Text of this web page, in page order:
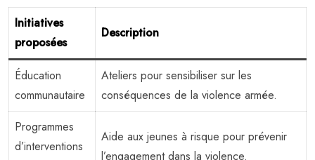
Initiatives
proposées
Description
Éducation
communautaire
Ateliers pour sensibiliser sur les
conséquences de la violence armée.
Programmes
d’interventions
Aide aux jeunes à risque pour prévenir
l’engagement dans la violence.